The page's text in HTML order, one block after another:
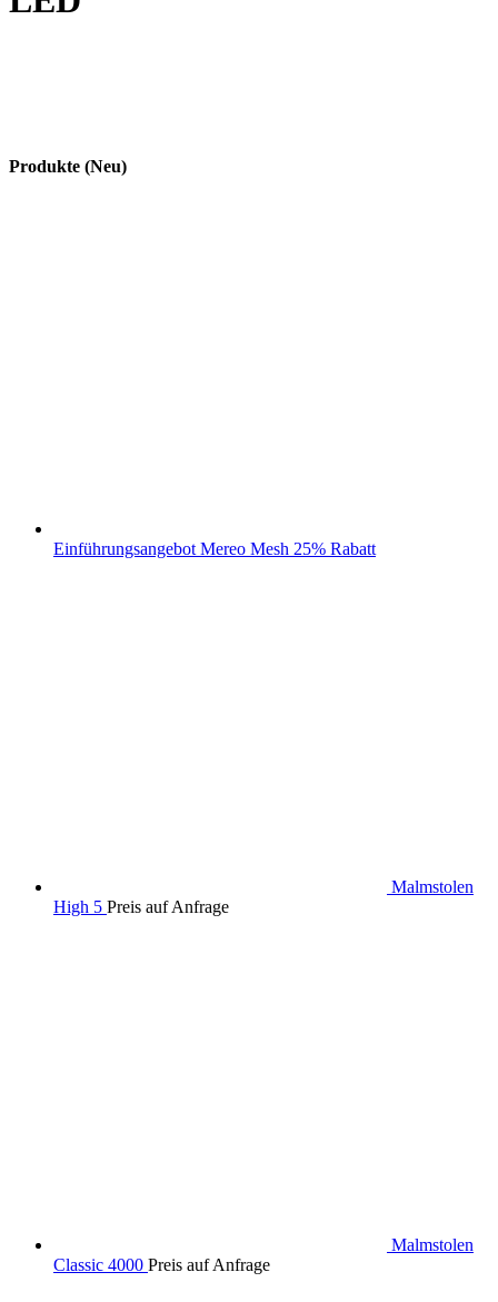
Produkte (Neu)
Einführungsangebot Mereo Mesh 25% Rabatt
Malmstolen
High 5 Preis auf Anfrage
Malmstolen
Classic 4000 Preis auf Anfrage